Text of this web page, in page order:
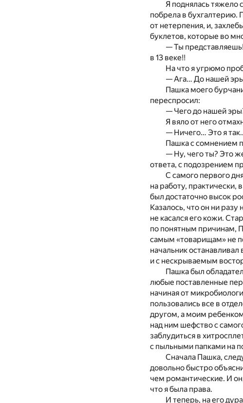
Я поднялась тяжело
побрела в бухгалтерию.
от нетерпения, и,
буклетов, которые во
— Ты
в 13 веке!!
На что я угрюмо
— Ага… До нашей
Пашка моего
переспросил:
— Чего до нашей
Я вяло от него
— Ничего… Это я
Пашка с сомнением
— Ну, чего ты? Это
ответа, с подозрением
С самого первого
на работу,
был достаточно высок
Казалось, что он ни
не касался его кожи.
по понятным причинам,
самым «товарищам» не
начальник
и с нескрываемым
Пашка был
любые поставленные
начиная от
пользовались все в
другом, а моим
над ним шефство с
заблудиться в
с пыльными папками на
Сначала Пашка,
довольно быстро
чем романтические. И
что я была права.
И теперь, на его